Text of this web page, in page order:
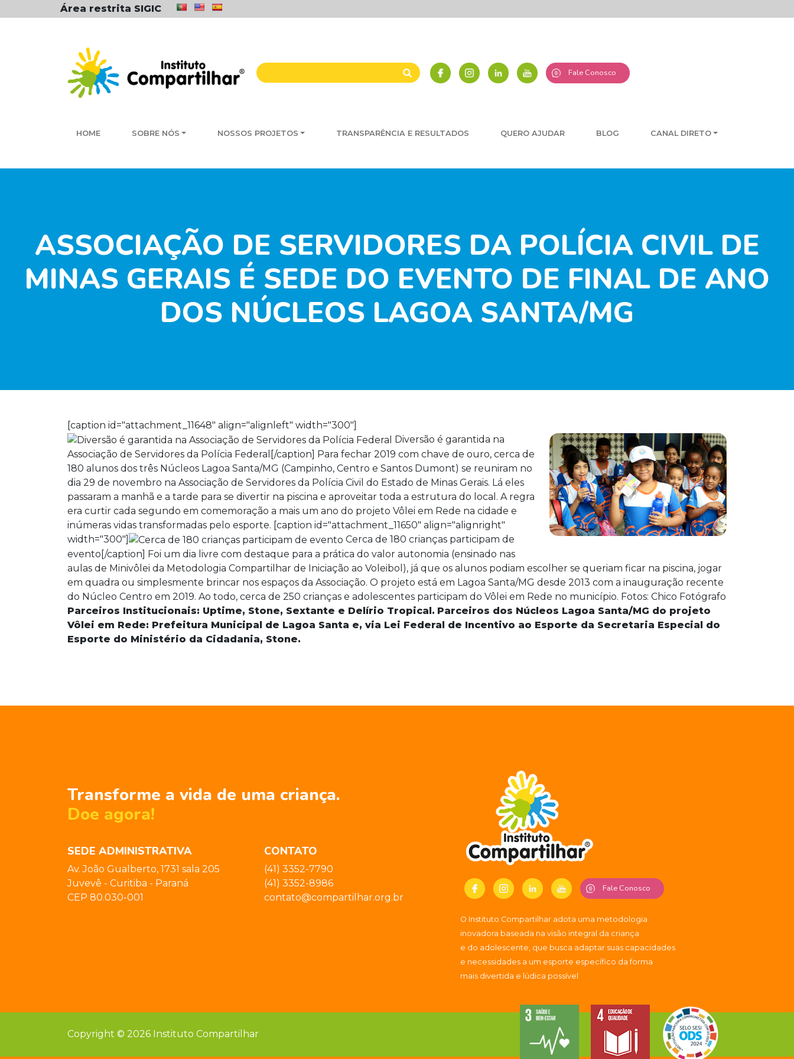
Área restrita SIGIC
Fale Conosco
HOME SOBRE NÓS NOSSOS PROJETOS TRANSPARÊNCIA E RESULTADOS QUERO AJUDAR BLOG CANAL DIRETO
ASSOCIAÇÃO DE SERVIDORES DA POLÍCIA CIVIL DE
MINAS GERAIS É SEDE DO EVENTO DE FINAL DE ANO
DOS NÚCLEOS LAGOA SANTA/MG
[caption id="attachment_11648" align="alignleft" width="300"]
Diversão é garantida na
Associação de Servidores da Polícia Federal[/caption] Para fechar 2019 com chave de ouro, cerca de
180 alunos dos três Núcleos Lagoa Santa/MG (Campinho, Centro e Santos Dumont) se reuniram no
dia 29 de novembro na Associação de Servidores da Polícia Civil do Estado de Minas Gerais. Lá eles
passaram a manhã e a tarde para se divertir na piscina e aproveitar toda a estrutura do local. A regra
era curtir cada segundo em comemoração a mais um ano do projeto Vôlei em Rede na cidade e
inúmeras vidas transformadas pelo esporte. [caption id="attachment_11650" align="alignright"
width="300"]
Cerca de 180 crianças participam de
evento[/caption] Foi um dia livre com destaque para a prática do valor autonomia (ensinado nas
aulas de Minivôlei da Metodologia Compartilhar de Iniciação ao Voleibol), já que os alunos podiam escolher se queriam ficar na piscina, jogar
em quadra ou simplesmente brincar nos espaços da Associação. O projeto está em Lagoa Santa/MG desde 2013 com a inauguração recente
do Núcleo Centro em 2019. Ao todo, cerca de 250 crianças e adolescentes participam do Vôlei em Rede no município. Fotos: Chico Fotógrafo
Parceiros Institucionais: Uptime, Stone, Sextante e Delírio Tropical. Parceiros dos Núcleos Lagoa Santa/MG do projeto
Vôlei em Rede: Prefeitura Municipal de Lagoa Santa e, via Lei Federal de Incentivo ao Esporte da Secretaria Especial do
Esporte do Ministério da Cidadania, Stone.
Transforme a vida de uma criança.
Doe agora!
SEDE ADMINISTRATIVA
Av. João Gualberto, 1731 sala 205
Juvevê - Curitiba - Paraná
CEP 80.030-001
CONTATO
(41) 3352-7790
(41) 3352-8986
contato@compartilhar.org.br
Fale Conosco
O Instituto Compartilhar adota uma metodologia
inovadora baseada na visão integral da criança
e do adolescente, que busca adaptar suas capacidades
e necessidades a um esporte específico da forma
mais divertida e lúdica possível
Copyright © 2026 Instituto Compartilhar